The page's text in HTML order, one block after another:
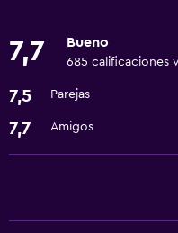
Senderismo
Baño
Secador de pelo
7,7 Bueno
685 calificaciones
7,5 Parejas
7,7 Amigos